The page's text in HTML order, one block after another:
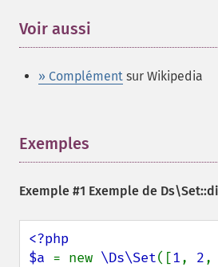
Voir aussi
» Complément sur Wikipedia
Exemples
Exemple #1 Exemple de
<?php
$a = new \Ds\Set([1, 2,